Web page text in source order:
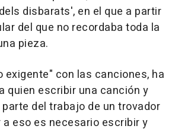
disbarats', en el que a partir
del que no recordaba toda la
pieza.
exigente" con las canciones, ha
quien escribir una canción y
del trabajo de un trovador
a eso es necesario escribir y